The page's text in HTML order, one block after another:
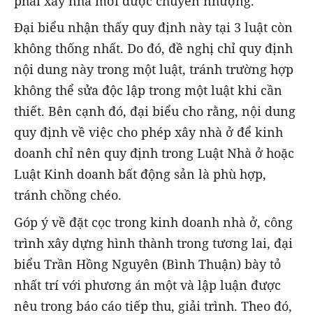
Đại biểu nhận thấy quy định này tại 3 luật còn
không thống nhất. Do đó, đề nghị chỉ quy định
nội dung này trong một luật, tránh trường hợp
không thể sửa độc lập trong một luật khi cần
thiết. Bên cạnh đó, đại biểu cho rằng, nội dung
quy định về việc cho phép xây nhà ở để kinh
doanh chỉ nên quy định trong Luật Nhà ở hoặc
Luật Kinh doanh bất động sản là phù hợp,
tránh chồng chéo.
Góp ý về đặt cọc trong kinh doanh nhà ở, công
trình xây dựng hình thành trong tương lai, đại
biểu Trần Hồng Nguyên (Bình Thuận) bày tỏ
nhất trí với phương án một và lập luận được
nêu trong báo cáo tiếp thu, giải trình. Theo đó,